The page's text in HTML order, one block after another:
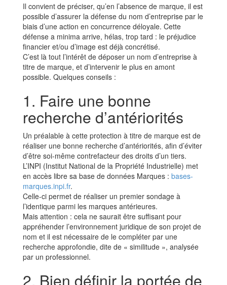
Il convient de préciser, qu’en l’absence de marque, il est
possible d’assurer la défense du nom d’entreprise par le
biais d’une action en concurrence déloyale. Cette
défense a minima arrive, hélas, trop tard : le préjudice
financier et/ou d’image est déjà concrétisé.
C’est là tout l’intérêt de déposer un nom d’entreprise à
titre de marque, et d’intervenir le plus en amont
possible. Quelques conseils :
1. Faire une bonne
recherche d’antériorités
Un préalable à cette protection à titre de marque est de
réaliser une bonne recherche d’antériorités, afin d’éviter
d’être soi-même contrefacteur des droits d’un tiers.
L’INPI (Institut National de la Propriété Industrielle) met
en accès libre sa base de données Marques : bases-
marques.inpi.fr.
Celle-ci permet de réaliser un premier sondage à
l’identique parmi les marques antérieures.
Mais attention : cela ne saurait être suffisant pour
appréhender l’environnement juridique de son projet de
nom et il est nécessaire de le compléter par une
recherche approfondie, dite de « similitude », analysée
par un professionnel.
2. Bien définir la portée de